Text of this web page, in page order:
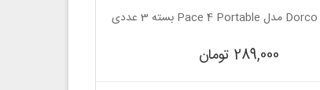
289,000 تومان